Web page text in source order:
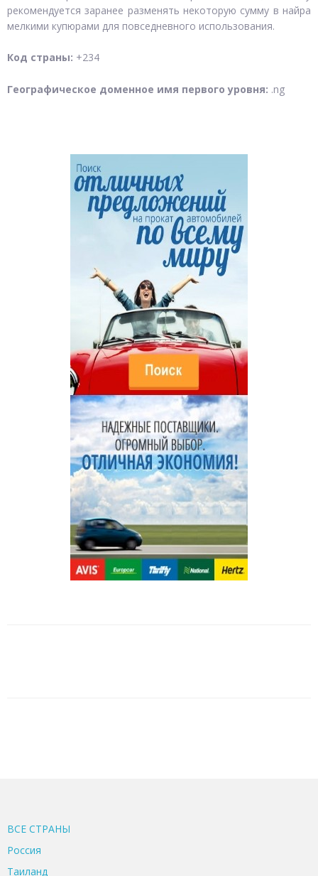
рекомендуется заранее разменять некоторую сумму в найра
мелкими купюрами для повседневного использования.
Код страны: +234
Географическое доменное имя первого уровня: .ng
ВСЕ CТРАНЫ
Россия
Таиланд